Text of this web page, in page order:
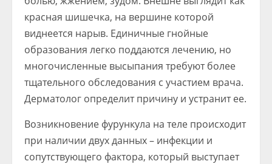
красная шишечка, на вершине которой
виднеется нарыв. Единичные гнойные
образования легко поддаются лечению, но
многочисленные высыпания требуют более
тщательного обследования с участием врача.
Дерматолог определит причину и устранит ее.
Возникновение фурункула на теле происходит
при наличии двух данных – инфекции и
сопутствующего фактора, который выступает